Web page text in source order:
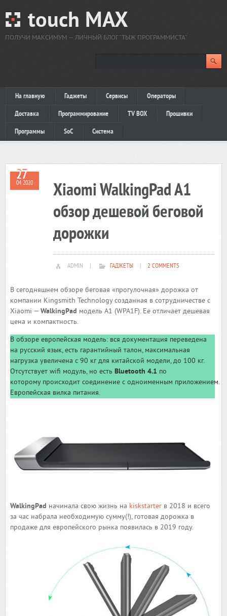
touch MAX
ПОЛУЧИ МАКСИМУМ — ЛИЧНЫЙ БЛОГ "ТЫЖ ПРОГРАММИСТА"
На главную Гаджеты Сервисы Операторы
Доставка Программирование TV BOX Прошивки
Программы SoC Система
27
04 2020
Xiaomi WalkingPad A1
обзор дешевой беговой
дорожки
ADMIN ГАДЖЕТЫ 2 COMMENTS
В сегодняшнем обзоре беговая «прогулочная» дорожка от
компании Kingsmith Technology созданная в сотрудничестве с
Xiaomi — WalkingPad модель A1 (WPA1F). Ее отличает дешевая
цена и компактность.
В обзоре европейская модель: вся документация переведена
на русский язык, есть гарантийный талон, максимальная
нагрузка увеличена с 90 кг для китайской модели, до 100 кг.
Отсутствует wifi модуль, но есть Bluetooth 4.1 по
которому происходит соединение с одноименным приложением.
Европейская вилка питания.
WalkingPad начинала свою жизнь на kiskstarterв 2018 и всего
за час набрала необходимую сумму(!), готовая дорожка в
продаже для европейского рынка появилась в 2019 году.